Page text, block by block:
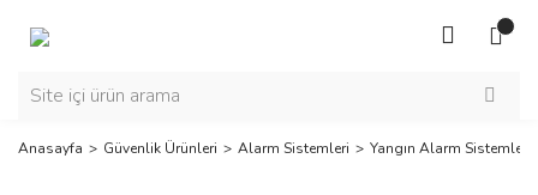
Anasayfa Güvenlik Ürünleri Alarm Sistemleri Yangın Alarm Sistemleri